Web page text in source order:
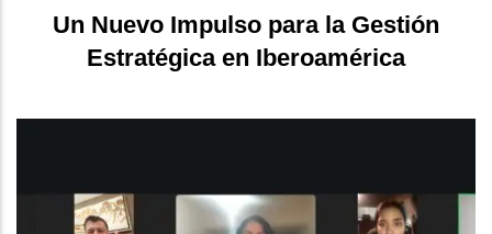
Un Nuevo Impulso para la Gestión
Estratégica en Iberoamérica